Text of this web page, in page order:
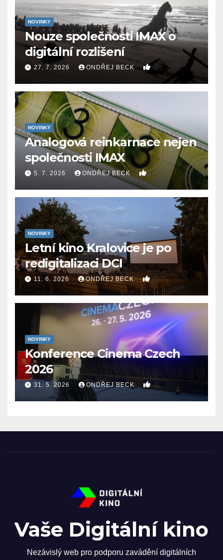
NOVINKY
Nouze společnosti IMAX o
digitální rozlišení
27. 7. 2026 ONDŘEJ BECK 0
NOVINKY
Analogová reinkarnace nejen
společnosti IMAX
5. 7. 2026 ONDŘEJ BECK 0
NOVINKY
Letní kino Kralovice je po
redigitalizaci DCI
11. 6. 2026 ONDŘEJ BECK 0
NOVINKY
Konference Cinema Czech
2026
31. 5. 2026 ONDŘEJ BECK 0
Vaše Digitální kino
Nezávislý web pro podporu zavádění digitálních